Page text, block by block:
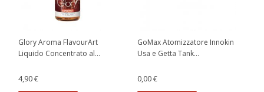
Glory Aroma FlavourArt
Liquido Concentrato al...
4,90 €
GoMax Atomizzatore Innokin
Usa e Getta Tank...
0,00 €